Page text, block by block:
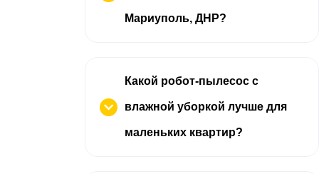
Мариуполь, ДНР?
Какой робот-пылесос с
влажной уборкой лучше для
маленьких квартир?